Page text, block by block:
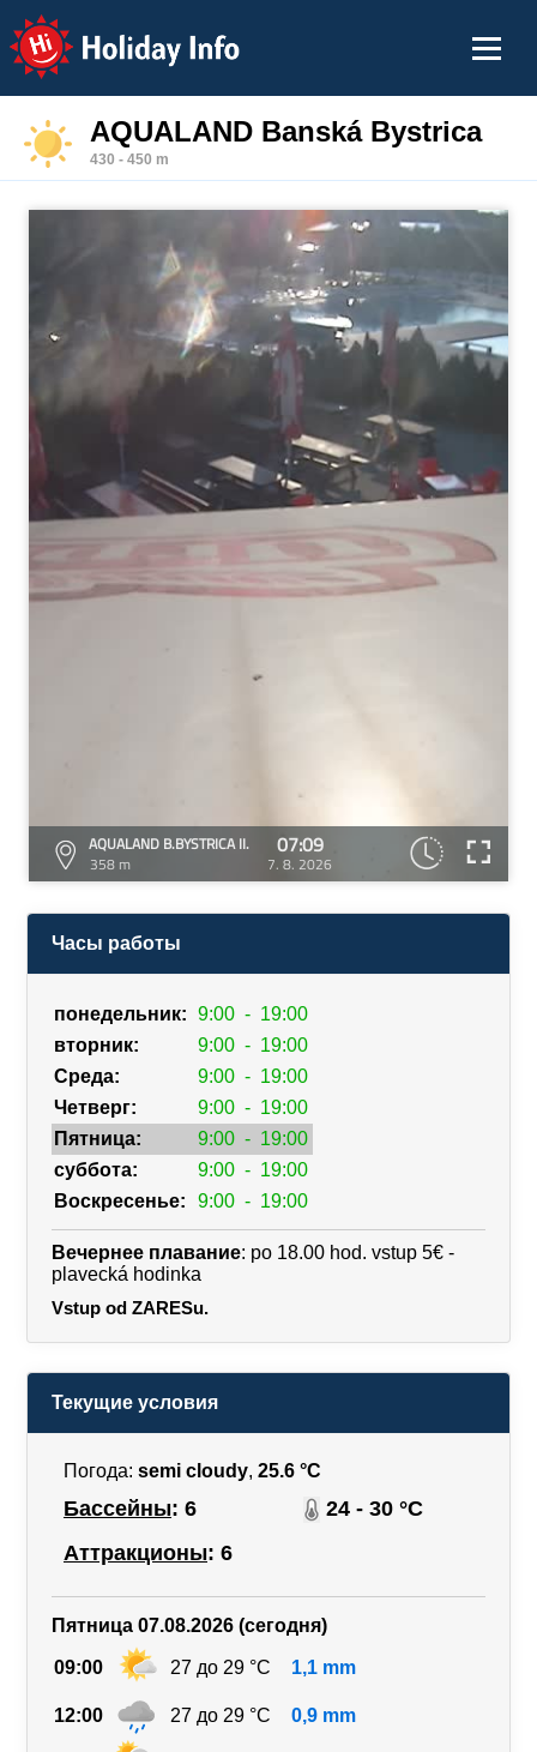
Holiday Info
AQUALAND Banská Bystrica
430 - 450 m
AQUALAND B.BYSTRICA II.
358 m
07:09
7. 8. 2026
Часы работы
понедельник: 9:00 - 19:00
вторник:
9:00 - 19:00
Среда:
9:00 - 19:00
Четверг:
9:00 - 19:00
Пятница:
9:00 - 19:00
суббота:
9:00 - 19:00
Воскресенье:
9:00 - 19:00
Вечернее плавание: po 18.00 hod. vstup 5€ -
plavecká hodinka
Vstup od ZARESu.
Текущие условия
Погода: semi cloudy, 25.6 °C
Бассейны: 6
24 - 30 °C
Аттракционы: 6
Пятница 07.08.2026 (сегодня)
09:00 27 до 29 °C 1,1 mm
12:00 27 до 29 °C 0,9 mm